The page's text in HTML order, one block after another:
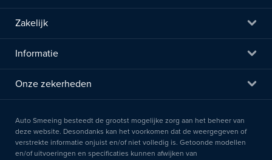
Zakelijk
Informatie
Onze zekerheden
Auto Smeeing besteedt de grootst mogelijke zorg aan het beheer van
deze website. Desondanks kan het voorkomen dat de weergegeven of
verstrekte informatie onjuist en/of niet volledig is. Getoonde modellen
en/of uitvoeringen en specificaties kunnen afwijken van